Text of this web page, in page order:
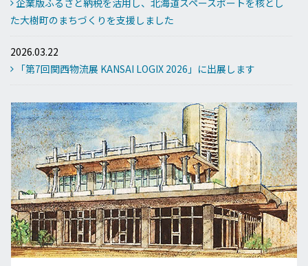
た大樹町のまちづくりを支援しました
2026.03.22
「第7回関西物流展 KANSAI LOGIX 2026」に出展します